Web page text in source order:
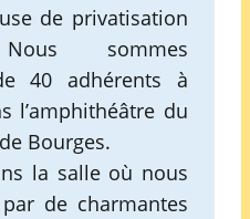
de privatisation
Nous sommes
40 adhérents à
l’amphithéâtre du
Bourges.
la salle où nous
de charmantes